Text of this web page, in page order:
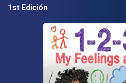
1st Edición